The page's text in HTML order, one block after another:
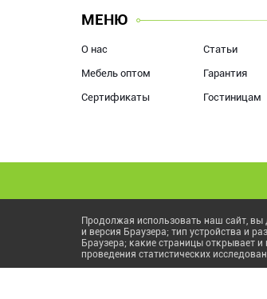
МЕНЮ
О нас
Мебель оптом
Сертификаты
Статьи
Гарантия
Гостиницам
Продолжая использовать наш сайт, вы
и версия Браузера; тип устройства и
Браузера; какие страницы открывает
проведения статистических